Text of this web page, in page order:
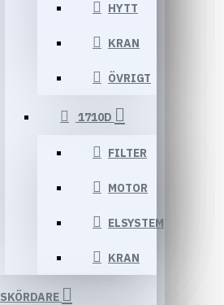
HYTT
KRAN
ÖVRIGT
1710D
FILTER
MOTOR
ELSYSTEM
KRAN
SKÖRDARE